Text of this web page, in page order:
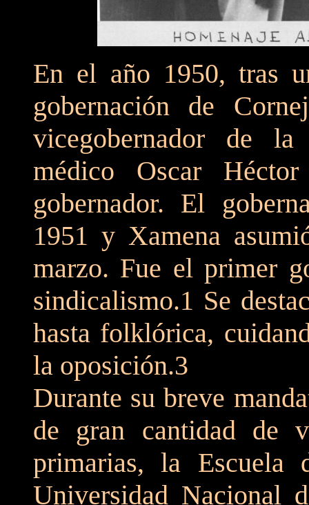
En el año 1950, tras
gobernación de
vicegobernador de
médico Oscar
gobernador. El
1951 y Xamena
marzo. Fue el primer
sindicalismo.1 Se
hasta folklórica,
la oposición.3
Durante su breve
de gran cantidad de
primarias, la Escuela
Universidad Nacional